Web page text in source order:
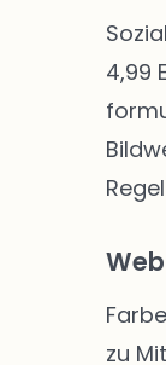
4,99
zu